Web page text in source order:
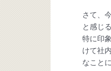
さて、
と感じ
特に印
けて社
なこと